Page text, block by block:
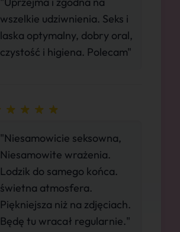
wszelkie udziwnienia. Seks i
laska optymalny, dobry oral,
czystość i higiena. Polecam"
"Niesamowicie seksowna,
Niesamowite wrażenia.
Lodzik do samego końca.
świetna atmosfera.
Piękniejsza niż na zdjęciach.
Będę tu wracał regularnie."